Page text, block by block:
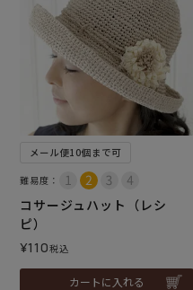
メール便10個まで可
難易度：
コサージュハット（レシ
ピ）
¥110税込
カートに入れる